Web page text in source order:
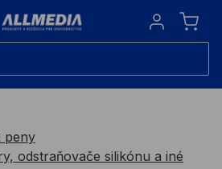
Sign in
peny
odstraňovače silikónu a iné